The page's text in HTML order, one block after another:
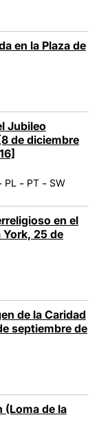
en la Plaza de
Jubileo
de diciembre
PL - PT - SW
en el
25 de
de la Caridad
septiembre de
(Loma de la